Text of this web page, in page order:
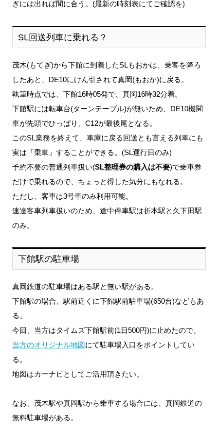
ぎには出れば間に合う。(最新の時刻表にてご確認を)
SL回送列車に乗れる？
茂木(もてぎ)から下館に到着したSLもおかは、乗客を降ろ
したあと、DE10にけん引されて真岡(もおか)に戻る。
執筆時点では、下館16時05発で、真岡16時32分着。
下館駅には転車台(ターンテーブル)が無いため、DE10機関
車が先頭でひっぱり、C12が最後尾となる。
このSL業務を終えて、車庫に戻る回送とも言える列車にも
実は「乗車」することができる。(SL運行日のみ)
予約不要の普通列車扱い(SL整理券の購入は不要)で乗車券
だけで乗れるので、ちょっと得した気分にもなれる。
ただし、客車は3号車のみ利用可能。
速達客車列車扱いのため、途中停車駅は折本駅と久下田駅
のみ。
下館駅の駐車場
真岡鉄道の駐車場はある駅と無い駅がある。
下館駅の場合、駅前近くに下館駅前駐車場(650台)などもあ
る。
今回、当方はタイムズ下館駅前(1日500円)に止めたので、
当方のオリジナル地図にて駐車場入口をポイントしてい
る。
地図はカーナビとしてご活用頂きたい。
なお、茂木駅や真岡駅から乗車する場合には、真岡鉄道の
無料駐車場がある。